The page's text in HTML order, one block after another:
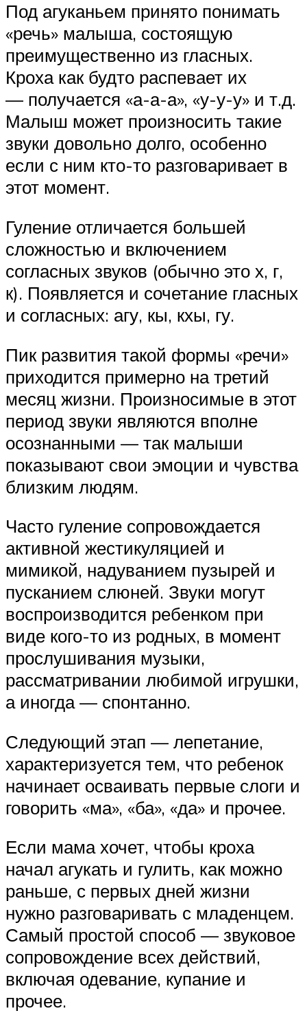
Под агуканьем принято понимать
«речь» малыша, состоящую
преимущественно из гласных.
Кроха как будто распевает их
— получается «а-а-а», «у-у-у» и т.д.
Малыш может произносить такие
звуки довольно долго, особенно
если с ним кто-то разговаривает в
этот момент.
Гуление отличается большей
сложностью и включением
согласных звуков (обычно это х, г,
к). Появляется и сочетание гласных
и согласных: агу, кы, кхы, гу.
Пик развития такой формы «речи»
приходится примерно на третий
месяц жизни. Произносимые в этот
период звуки являются вполне
осознанными — так малыши
показывают свои эмоции и чувства
близким людям.
Часто гуление сопровождается
активной жестикуляцией и
мимикой, надуванием пузырей и
пусканием слюней. Звуки могут
воспроизводится ребенком при
виде кого-то из родных, в момент
прослушивания музыки,
рассматривании любимой игрушки,
а иногда — спонтанно.
Следующий этап — лепетание,
характеризуется тем, что ребенок
начинает осваивать первые слоги и
говорить «ма», «ба», «да» и прочее.
Если мама хочет, чтобы кроха
начал агукать и гулить, как можно
раньше, с первых дней жизни
нужно разговаривать с младенцем.
Самый простой способ — звуковое
сопровождение всех действий,
включая одевание, купание и
прочее.